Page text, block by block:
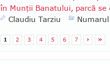
în Munţii Banatului, parcă se
Claudiu Tarziu
1 2 3 4 5 6 7 › »